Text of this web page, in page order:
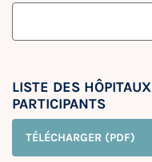
LISTE DES HÔPITAUX
PARTICIPANTS
TÉLÉCHARGER (PDF)